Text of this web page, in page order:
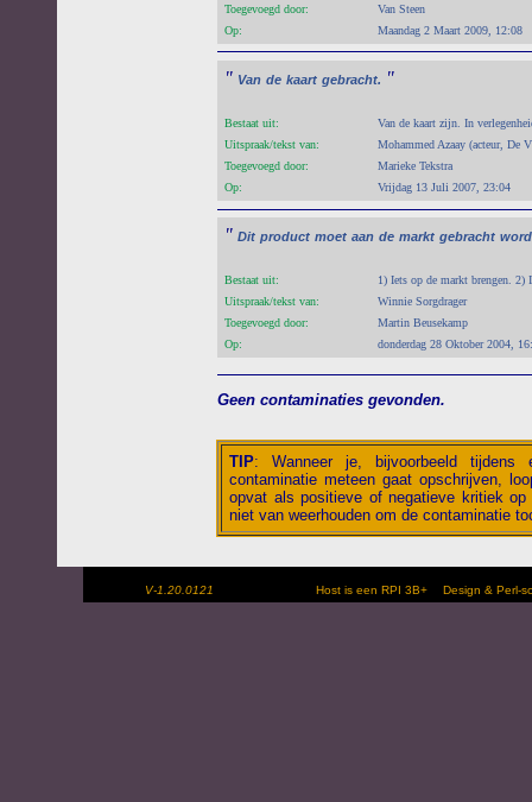
Toegevoegd door:
Van Steen
Op:
Maandag 2 Maart 2009, 12:08
" Van de kaart gebracht. "
Bestaat uit:
Van de kaart zijn. In
Uitspraak/tekst van:
Mohammed Azaay (acteur, De
Toegevoegd door:
Marieke Tekstra
Op:
Vrijdag 13 Juli 2007, 23:04
" Dit product moet aan de markt gebracht
Bestaat uit:
1) Iets op de markt brengen. 2)
Uitspraak/tekst van:
Winnie Sorgdrager
Toegevoegd door:
Martin Beusekamp
Op:
donderdag 28 Oktober 2004,
Geen contaminaties gevonden.
TIP: Wanneer je, bijvoorbeeld tijdens
contaminatie meteen gaat opschrijven,
opvat als positieve of negatieve kritiek
niet van weerhouden om de contaminatie
V-1.20.0121 Host is een RPI 3B+ Design &